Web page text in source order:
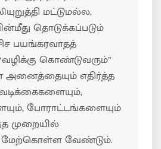
மட்டுமல்ல,
தொடுக்கப்படும்
பயங்கரவாதத்
கொண்டுவரும்”
அனைத்தையும் எதிர்த்த
போராட்டங்களையும்
முறையில்
வேண்டும்.